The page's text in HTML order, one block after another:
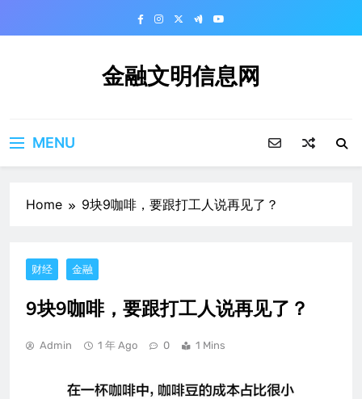
金融文明信息网
MENU
Home 9块9咖啡，要跟打工人说再见了？
财经 金融
9块9咖啡，要跟打工人说再见了？
Admin 1 年 Ago 0 1 Mins